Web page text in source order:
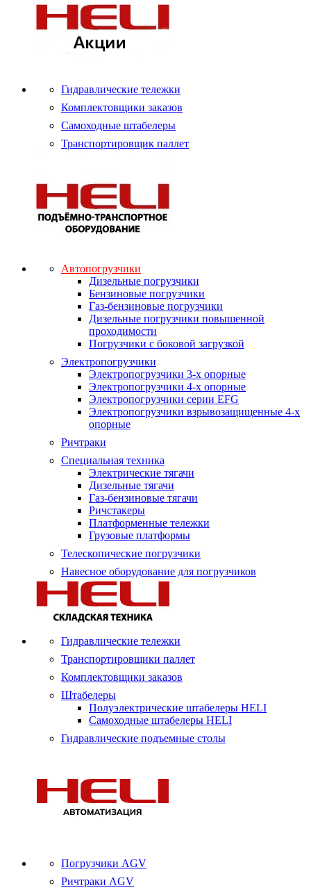
Гидравлические тележки
Комплектовщики заказов
Самоходные штабелеры
Транспортировщик паллет
Автопогрузчики
Дизельные погрузчики
Бензиновые погрузчики
Газ-бензиновые погрузчики
Дизельные погрузчики повышенной
проходимости
Погрузчики с боковой загрузкой
Электропогрузчики
Электропогрузчики 3-х опорные
Электропогрузчики 4-х опорные
Электропогрузчики серии EFG
Электропогрузчики взрывозащищенные 4-х
опорные
Ричтраки
Специальная техника
Электрические тягачи
Дизельные тягачи
Газ-бензиновые тягачи
Ричстакеры
Платформенные тележки
Грузовые платформы
Телескопические погрузчики
Навесное оборудование для погрузчиков
Гидравлические тележки
Транспортировщики паллет
Комплектовщики заказов
Штабелеры
Полуэлектрические штабелеры HELI
Самоходные штабелеры HELI
Гидравлические подъемные столы
Погрузчики AGV
Ричтраки AGV